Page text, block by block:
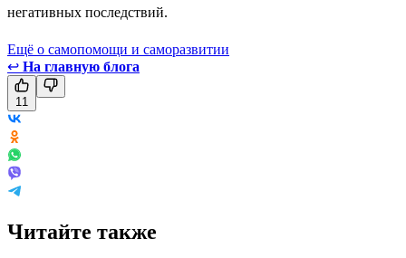
негативных последствий.
Ещё о самопомощи и саморазвитии
↩ На главную блога
11
Читайте также